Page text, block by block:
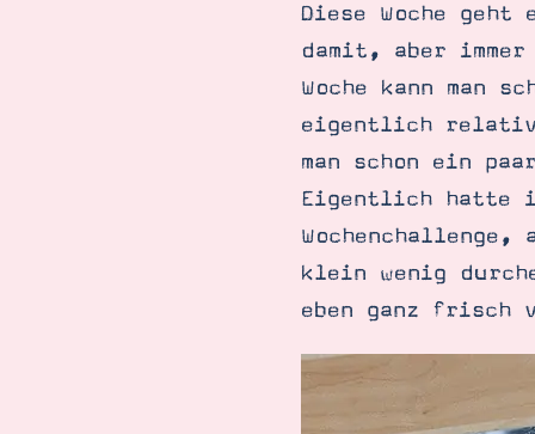
Datenschutz
Diese Woche
damit, aber
Woche kann man
eigentlich relativ
man schon ein
Eigentlich hatte
klein wenig
eben ganz frisch